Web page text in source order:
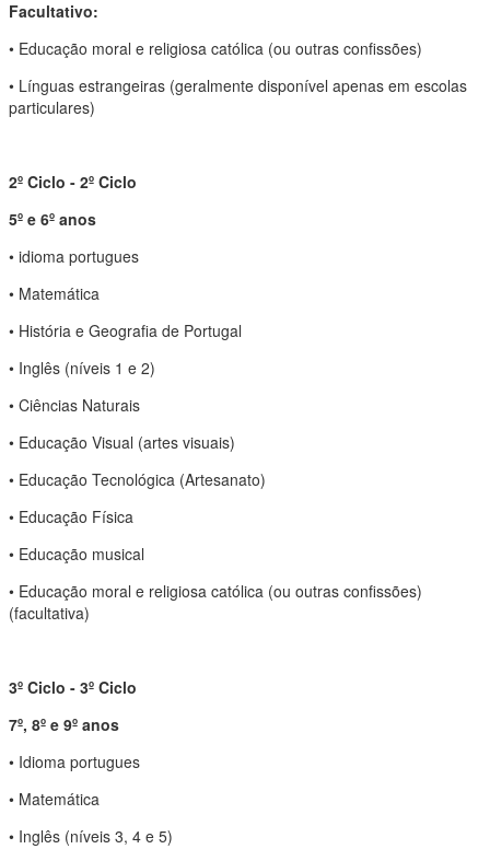
Facultativo:
• Educação moral e religiosa católica (ou outras confissões)
• Línguas estrangeiras (geralmente disponível apenas em escolas
particulares)
2º Ciclo - 2º Ciclo
5º e 6º anos
• idioma portugues
• Matemática
• História e Geografia de Portugal
• Inglês (níveis 1 e 2)
• Ciências Naturais
• Educação Visual (artes visuais)
• Educação Tecnológica (Artesanato)
• Educação Física
• Educação musical
• Educação moral e religiosa católica (ou outras confissões)
(facultativa)
3º Ciclo - 3º Ciclo
7º, 8º e 9º anos
• Idioma portugues
• Matemática
• Inglês (níveis 3, 4 e 5)